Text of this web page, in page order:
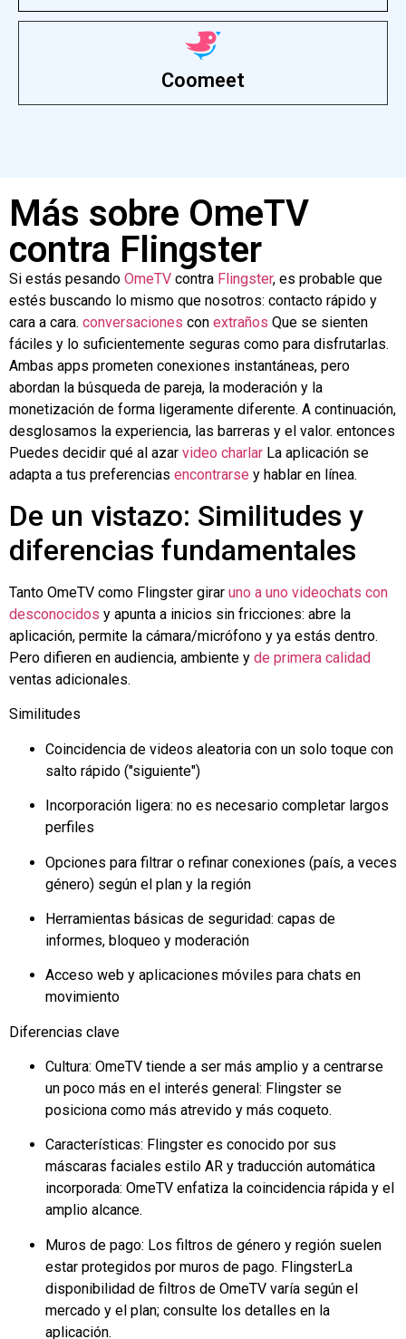
Coomeet
Más sobre OmeTV
contra Flingster
Si estás pesando OmeTV contra Flingster, es probable que
estés buscando lo mismo que nosotros: contacto rápido y
cara a cara. conversaciones con extraños Que se sienten
fáciles y lo suficientemente seguras como para disfrutarlas.
Ambas apps prometen conexiones instantáneas, pero
abordan la búsqueda de pareja, la moderación y la
monetización de forma ligeramente diferente. A continuación,
desglosamos la experiencia, las barreras y el valor. entonces
Puedes decidir qué al azar video charlar La aplicación se
adapta a tus preferencias encontrarse y hablar en línea.
De un vistazo: Similitudes y
diferencias fundamentales
Tanto OmeTV como Flingster girar uno a uno videochats con
desconocidos y apunta a inicios sin fricciones: abre la
aplicación, permite la cámara/micrófono y ya estás dentro.
Pero difieren en audiencia, ambiente y de primera calidad
ventas adicionales.
Similitudes
Coincidencia de videos aleatoria con un solo toque con
salto rápido ("siguiente")
Incorporación ligera: no es necesario completar largos
perfiles
Opciones para filtrar o refinar conexiones (país, a veces
género) según el plan y la región
Herramientas básicas de seguridad: capas de
informes, bloqueo y moderación
Acceso web y aplicaciones móviles para chats en
movimiento
Diferencias clave
Cultura: OmeTV tiende a ser más amplio y a centrarse
un poco más en el interés general: Flingster se
posiciona como más atrevido y más coqueto.
Características: Flingster es conocido por sus
máscaras faciales estilo AR y traducción automática
incorporada: OmeTV enfatiza la coincidencia rápida y el
amplio alcance.
Muros de pago: Los filtros de género y región suelen
estar protegidos por muros de pago. FlingsterLa
disponibilidad de filtros de OmeTV varía según el
mercado y el plan; consulte los detalles en la
aplicación.